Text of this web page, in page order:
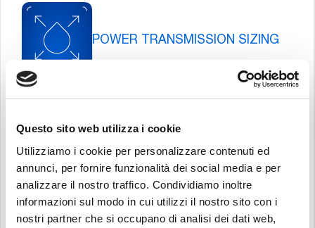
Questo sito web utilizza i cookie
Utilizziamo i cookie per personalizzare contenuti ed
annunci, per fornire funzionalità dei social media e per
analizzare il nostro traffico. Condividiamo inoltre
informazioni sul modo in cui utilizzi il nostro sito con i
nostri partner che si occupano di analisi dei dati web,
POWER TRANSMISSION SIZING
ELEMENTS
RECALIBRATION SERVICE